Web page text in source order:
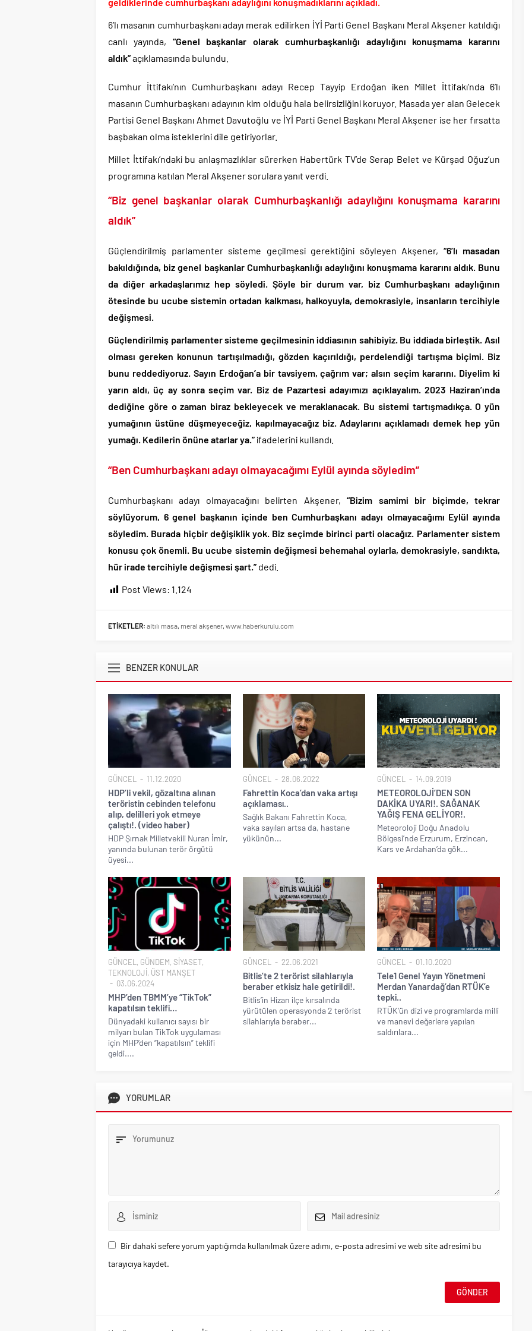
Merkez Bankası’ndan Kripto Varlık Merkezi Kayıt Sistemi’ne onay..
Efsane Başkan Aziz Yıldırım’dan Acun Ilıcalı’ya sert sözler!.
3 CHP’li Belediye Başkanı ile 1 İyi Partili milletvekili AK Parti’ye geçiyor..
Parti dün kuruldu il başkanı bugün rüşvetten gözaltına alındı!.
6’lı masanın cumhurbaşkanı adayı merak edilirken İYİ Parti Genel Başkanı Meral Akşener katıldığı
canlı yayında, “Genel başkanlar olarak cumhurbaşkanlığı adaylığını konuşmama kararını
aldık”açıklamasında bulundu.
Cumhur İttifakı’nın Cumhurbaşkanı adayı Recep Tayyip Erdoğan iken Millet İttifakı’nda 6’lı
masanın Cumhurbaşkanı adayının kim olduğu hala belirsizliğini koruyor. Masada yer alan Gelecek
Partisi Genel Başkanı Ahmet Davutoğlu ve İYİ Parti Genel Başkanı Meral Akşener ise her fırsatta
başbakan olma isteklerini dile getiriyorlar.
Millet İttifakı’ndaki bu anlaşmazlıklar sürerken Habertürk TV’de Serap Belet ve Kürşad Oğuz’un
programına katılan Meral Akşener sorulara yanıt verdi.
“Biz genel başkanlar olarak Cumhurbaşkanlığı adaylığını konuşmama kararını
aldık”
Güçlendirilmiş parlamenter sisteme geçilmesi gerektiğini söyleyen Akşener, “6’lı masadan
bakıldığında, biz genel başkanlar Cumhurbaşkanlığı adaylığını konuşmama kararını aldık. Bunu
da diğer arkadaşlarımız hep söyledi. Şöyle bir durum var, biz Cumhurbaşkanı adaylığının
ötesinde bu ucube sistemin ortadan kalkması, halkoyuyla, demokrasiyle, insanların tercihiyle
değişmesi.
Güçlendirilmiş parlamenter sisteme geçilmesinin iddiasının sahibiyiz. Bu iddiada birleştik. Asıl
olması gereken konunun tartışılmadığı, gözden kaçırıldığı, perdelendiği tartışma biçimi. Biz
bunu reddediyoruz. Sayın Erdoğan’a bir tavsiyem, çağrım var; alsın seçim kararını. Diyelim ki
yarın aldı, üç ay sonra seçim var. Biz de Pazartesi adayımızı açıklayalım. 2023 Haziran’ında
dediğine göre o zaman biraz bekleyecek ve meraklanacak. Bu sistemi tartışmadıkça. O yün
yumağının üstüne düşmeyeceğiz, kapılmayacağız biz. Adaylarını açıklamadı demek hep yün
yumağı. Kedilerin önüne atarlar ya.” ifadelerini kullandı.
“Ben Cumhurbaşkanı adayı olmayacağımı Eylül ayında söyledim”
Cumhurbaşkanı adayı olmayacağını belirten Akşener,“Bizim samimi bir biçimde, tekrar
söylüyorum, 6 genel başkanın içinde ben Cumhurbaşkanı adayı olmayacağımı Eylül ayında
söyledim. Burada hiçbir değişiklik yok. Biz seçimde birinci parti olacağız. Parlamenter sistem
konusu çok önemli. Bu ucube sistemin değişmesi behemahal oylarla, demokrasiyle, sandıkta,
hür irade tercihiyle değişmesi şart.” dedi.
Post Views: 1.124
ETİKETLER: altılı masa, meral akşener, www.haberkurulu.com
BENZER KONULAR
GÜNCEL 11.12.2020
HDP’li vekil, gözaltına alınan
teröristin cebinden telefonu
alıp, delilleri yok etmeye
çalıştı!. (video haber)
HDP Şırnak Milletvekili Nuran İmir,
yanında bulunan terör örgütü
üyesi...
GÜNCEL 28.06.2022
Fahrettin Koca’dan vaka artışı
açıklaması..
Sağlık Bakanı Fahrettin Koca,
vaka sayıları artsa da, hastane
yükünün...
GÜNCEL 14.09.2019
METEOROLOJİ’DEN SON
DAKİKA UYARI!. SAĞANAK
YAĞIŞ FENA GELİYOR!.
Meteoroloji Doğu Anadolu
Bölgesi’nde Erzurum, Erzincan,
Kars ve Ardahan’da gök...
GÜNCEL , GÜNDEM, SİYASET,
TEKNOLOJİ, ÜST MANŞET
03.06.2024
MHP’den TBMM’ye “TikTok”
kapatılsın teklifi…
Dünyadaki kullanıcı sayısı bir
milyarı bulan TikTok uygulaması
için MHP’den “kapatılsın” teklifi
geldi....
GÜNCEL 22.06.2021
Bitlis’te 2 terörist silahlarıyla
beraber etkisiz hale getirildi!.
Bitlis’in Hizan ilçe kırsalında
yürütülen operasyonda 2 terörist
silahlarıyla beraber...
GÜNCEL 01.10.2020
Tele1 Genel Yayın Yönetmeni
Merdan Yanardağ’dan RTÜK’e
tepki..
RTÜK’ün dizi ve programlarda milli
ve manevi değerlere yapılan
saldırılara...
YORUMLAR
Bir dahaki sefere yorum yaptığımda kullanılmak üzere adımı, e-posta adresimi ve web site adresimi bu
tarayıcıya kaydet.